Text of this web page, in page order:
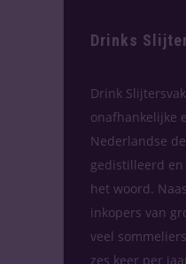
Drinks
Drink
onafhankelijke
Nederlandse
gedistilleerd
het woord.
inkopers van
veel
zes keer per